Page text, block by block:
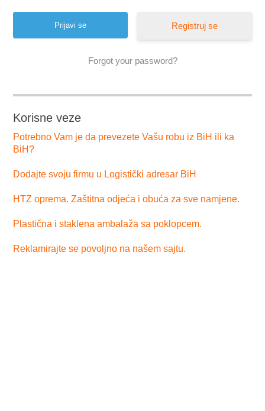
Registruj se
Forgot your password?
Korisne veze
Potrebno Vam je da prevezete Vašu robu iz BiH ili ka
BiH?
Dodajte svoju firmu u Logistički adresar BiH
HTZ oprema. Zaštitna odjeća i obuća za sve namjene.
Plastična i staklena ambalaža sa poklopcem.
Reklamirajte se povoljno na našem sajtu.